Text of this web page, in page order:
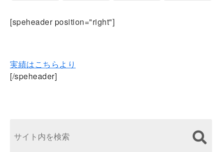
[speheader position="right"]
実績はこちらより
[/speheader]